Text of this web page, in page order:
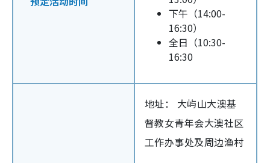
下午（14:00-
16:30）
全日（10:30-
16:30
地址： 大屿山大澳基
督教女青年会大澳社区
工作办事处及周边渔村